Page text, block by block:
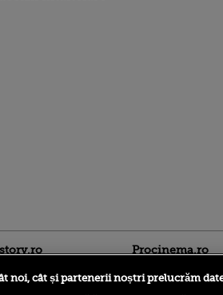
Procinema.ro
noi, cât și partenerii noștri prelucrăm